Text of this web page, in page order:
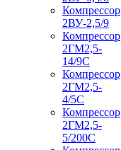
Компрессор
2ВУ-2,5/9
Компрессор
2ГМ2,5-
14/9С
Компрессор
2ГМ2,5-
4/5С
Компрессор
2ГМ2,5-
5/200С